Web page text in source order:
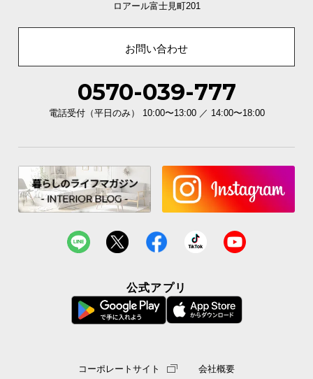
ロアール富士見町201
お問い合わせ
0570-039-777
電話受付（平日のみ） 10:00〜13:00 ／ 14:00〜18:00
公式アプリ
コーポレートサイト 会社概要